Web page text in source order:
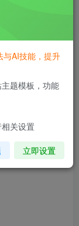
与AI技能，提升
题模板，功能
关设置
立即设置